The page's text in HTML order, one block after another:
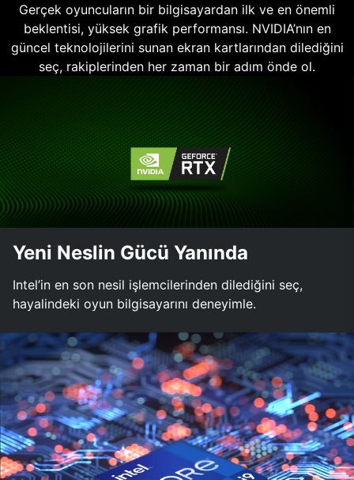
Gerçek oyuncuların bir bilgisayardan ilk ve en önemli
beklentisi, yüksek grafik performansı. NVIDIA’nın en
güncel teknolojilerini sunan ekran kartlarından dilediğini
seç, rakiplerinden her zaman bir adım önde ol.
Yeni Neslin Gücü Yanında
Intel’in en son nesil işlemcilerinden dilediğini seç,
hayalindeki oyun bilgisayarını deneyimle.